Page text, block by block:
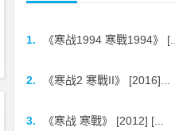
1.
《寒战1994 寒戰1994》 [...
2.
《寒战2 寒戰II》 [2016]...
3.
《寒战 寒戰》 [2012] [...